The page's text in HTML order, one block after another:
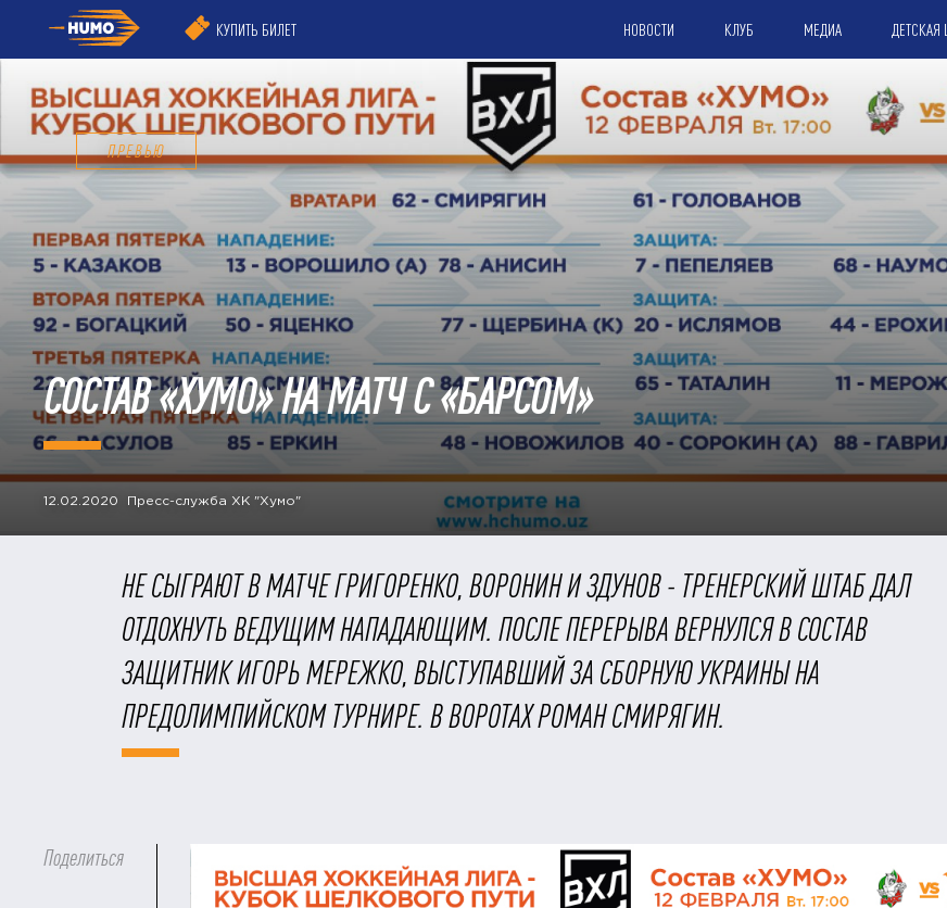
КУПИТЬ БИЛЕТ НОВОСТИ КЛУБ МЕДИА
ПРЕВЬЮ
СОСТАВ «ХУМО» НА МАТЧ С «БАРСОМ»
12.02.2020 Пресс-служба ХК "Хумо"
НЕ СЫГРАЮТ В МАТЧЕ ГРИГОРЕНКО, ВОРОНИН И ЗДУНОВ - ТРЕНЕРСКИЙ ШТАБ ДАЛ
ОТДОХНУТЬ ВЕДУЩИМ НАПАДАЮЩИМ. ПОСЛЕ ПЕРЕРЫВА ВЕРНУЛСЯ В СОСТАВ
ЗАЩИТНИК ИГОРЬ МЕРЕЖКО, ВЫСТУПАВШИЙ ЗА СБОРНУЮ УКРАИНЫ НА
ПРЕДОЛИМПИЙСКОМ ТУРНИРЕ. В ВОРОТАХ РОМАН СМИРЯГИН.
Поделиться